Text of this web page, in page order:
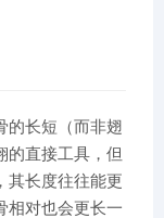
的长短（而非翅
的直接工具，但
其长度往往能更
相对也会更长一